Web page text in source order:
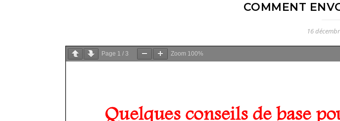
COMMENT
16
Page 1 / 3 Zoom 100%